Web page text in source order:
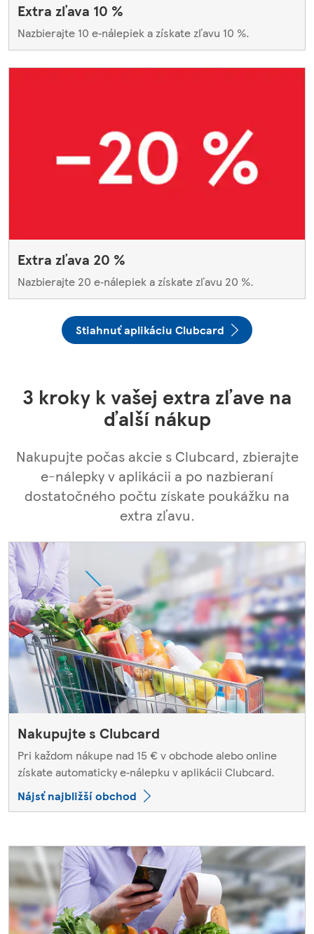
Extra zľava 10 %
Nazbierajte 10 e‑nálepiek a získate zľavu 10 %.
Extra zľava 20 %
Nazbierajte 20 e‑nálepiek a získate zľavu 20 %.
Stiahnuť aplikáciu Clubcard
3 kroky k vašej extra zľave na
ďalší nákup
Nakupujte počas akcie s Clubcard, zbierajte
e-nálepky v aplikácii a po nazbieraní
dostatočného počtu získate poukážku na
extra zľavu.
Nakupujte s Clubcard
Pri každom nákupe nad 15 € v obchode alebo online
získate automaticky e‑nálepku v aplikácii Clubcard.
Nájsť najbližší obchod